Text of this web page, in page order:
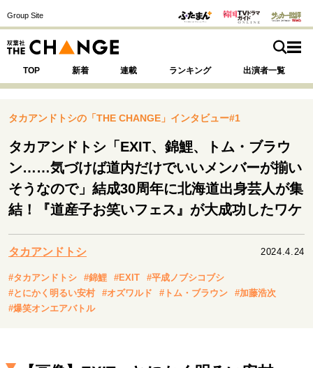
Group Site
TOP 新着 連載 ランキング 出演者一覧
注目の記事テーマで探す
サイトの核・哲学
未知への挑戦
タカアンドトシの「THE CHANGE」インタビュー#1
タカアンドトシ「EXIT、錦鯉、トム・ブラウ
ン……気づけば道内だけでいいメンバーが揃い
そうなので」結成30周年に北海道出身芸人が集
結！『道産子お笑いフェス』が大成功したワケ
タカアンドトシ 2024.4.24
#タカアンドトシ #錦鯉 #EXIT
#平成ノブシコブシ
#とにかく明るい安村
#オズワルド #トム・ブラウン
#加藤浩次
#爆笑オンエアバトル